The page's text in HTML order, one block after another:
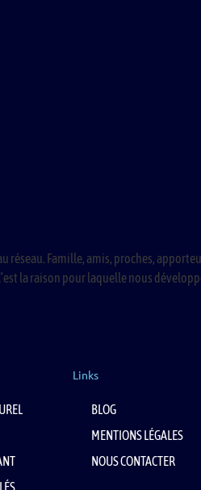
réseau. Famille, amis, proches,
la raison pour laquelle nous
Links
BLOG
MENTIONS LÉGALES
NOUS CONTACTER